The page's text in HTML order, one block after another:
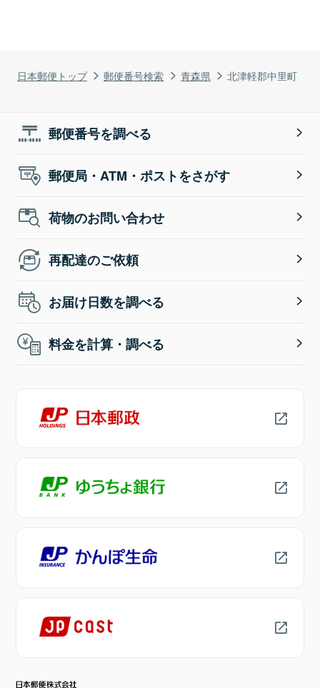
日本郵便トップ 郵便番号検索 青森県 北津軽郡中里町
郵便番号を調べる
郵便局・ATM・ポストをさがす
荷物のお問い合わせ
再配達のご依頼
お届け日数を調べる
料金を計算・調べる